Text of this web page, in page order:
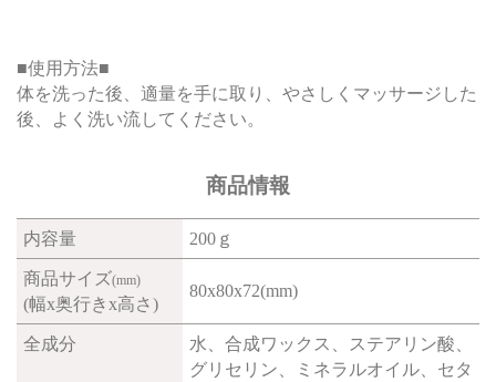
■使用方法■
体を洗った後、適量を手に取り、やさしくマッサージした
後、よく洗い流してください。
商品情報
内容量 200ｇ
商品サイズ(mm)
(幅x奥行きx高さ)
80x80x72(mm)
全成分
水、合成ワックス、ステアリン酸、
グリセリン、ミネラルオイル、セタ